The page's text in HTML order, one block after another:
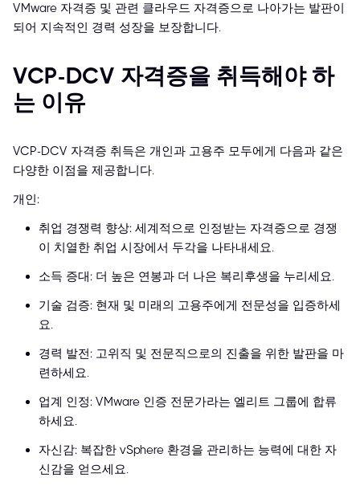
VMware 자격증 및 관련 클라우드 자격증으로 나아가는 발판이
되어 지속적인 경력 성장을 보장합니다.
VCP-DCV 자격증을 취득해야 하
는 이유
VCP-DCV 자격증 취득은 개인과 고용주 모두에게 다음과 같은
다양한 이점을 제공합니다.
개인:
취업 경쟁력 향상: 세계적으로 인정받는 자격증으로 경쟁
이 치열한 취업 시장에서 두각을 나타내세요.
소득 증대: 더 높은 연봉과 더 나은 복리후생을 누리세요.
기술 검증: 현재 및 미래의 고용주에게 전문성을 입증하세
요.
경력 발전: 고위직 및 전문직으로의 진출을 위한 발판을 마
련하세요.
업계 인정: VMware 인증 전문가라는 엘리트 그룹에 합류
하세요.
자신감: 복잡한 vSphere 환경을 관리하는 능력에 대한 자
신감을 얻으세요.